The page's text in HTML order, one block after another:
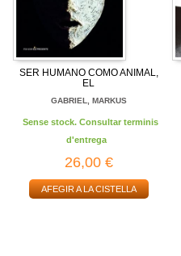
SER HUMANO COMO ANIMAL,
EL
GABRIEL, MARKUS
Sense stock. Consultar terminis
d'entrega
26,00 €
AFEGIR A LA CISTELLA